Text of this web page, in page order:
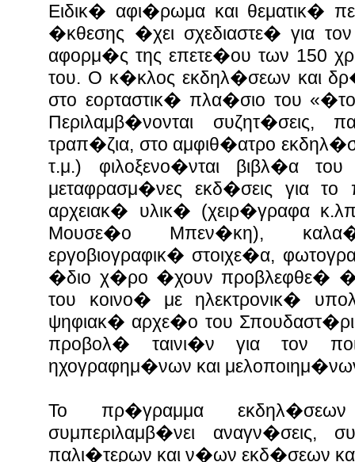
Ειδικ� αφι�ρωμα και θεματικ�
�κθεσης �χει σχεδιαστε� για
αφορμ�ς της επετε�ου των 150
του. Ο κ�κλος εκδηλ�σεων και
στο εορταστικ� πλα�σιο του
Περιλαμβ�νονται συζητ�σεις,
τραπ�ζια, στο αμφιθ�ατρο
τ.μ.) φιλοξενο�νται βιβλ�α
μεταφρασμ�νες εκδ�σεις για
αρχειακ� υλικ� (χειρ�γραφα
Μουσε�ο Μπεν�κη),
εργοβιογραφικ� στοιχε�α,
�διο χ�ρο �χουν προβλεφθε�
του κοινο� με ηλεκτρονικ�
ψηφιακ� αρχε�ο του
προβολ� ταινι�ν για τον
ηχογραφημ�νων και
Το πρ�γραμμα
συμπεριλαμβ�νει αναγν�σεις,
παλι�τερων και ν�ων εκδ�σεων